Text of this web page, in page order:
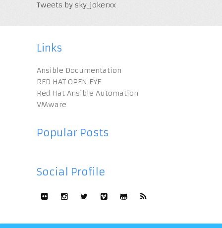
Tweets by sky_jokerxx
Links
Ansible Documentation
RED HAT OPEN EYE
Red Hat Ansible Automation
VMware
Popular Posts
Social Profile